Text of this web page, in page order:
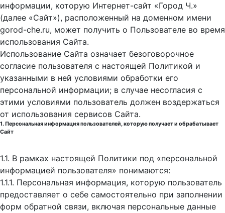
информации, которую Интернет-сайт «Город Ч.»
(далее «Сайт»), расположенный на доменном имени
gorod-che.ru, может получить о Пользователе во время
использования Cайта.
Использование Сайта означает безоговорочное
согласие пользователя с настоящей Политикой и
указанными в ней условиями обработки его
персональной информации; в случае несогласия с
этими условиями пользователь должен воздержаться
от использования сервисов Сайта.
1. Персональная информация пользователей, которую получает и обрабатывает
Сайт
1.1. В рамках настоящей Политики под «персональной
информацией пользователя» понимаются:
1.1.1. Персональная информация, которую пользователь
предоставляет о себе самостоятельно при заполнении
форм обратной связи, включая персональные данные